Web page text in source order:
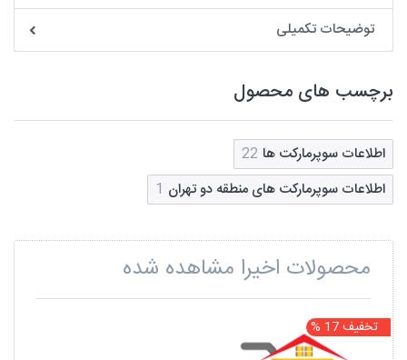
توضیحات تکمیلی
برچسب های محصول
اطلاعات سوپرمارکت ها 22
اطلاعات سوپرمارکت های منطقه دو تهران 1
محصولات اخیرا مشاهده شده
تخفیف 17 %